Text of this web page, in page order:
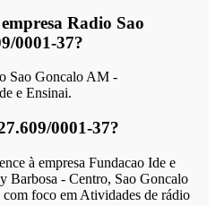
Radio Sao
0001-37?
Sao Goncalo AM -
e Ensinai.
0001-37?
à empresa Fundacao Ide e
Barbosa - Centro, Sao Goncalo
foco em Atividades de rádio